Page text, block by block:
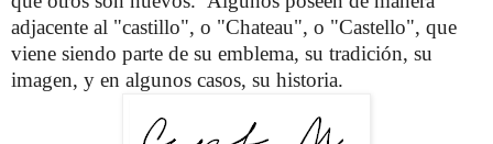
adjacente al "castillo", o "Chateau", o "Castello", que
viene siendo parte de su emblema, su tradición, su
imagen, y en algunos casos, su historia.